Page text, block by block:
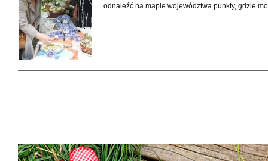
odnaleźć na mapie województwa punkty, gdzie